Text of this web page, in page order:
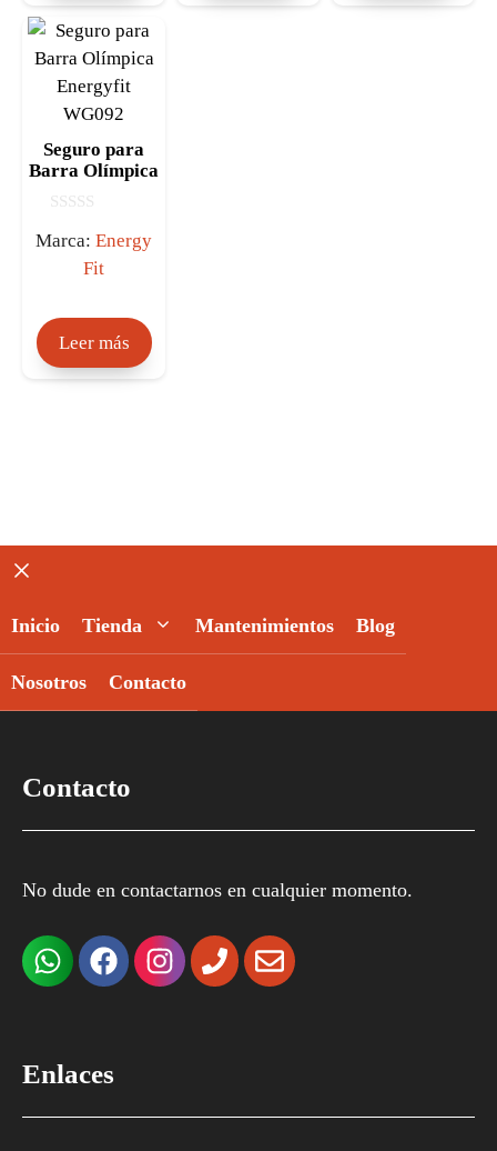
Seguro para
Barra Olímpica
d
Marca:Energy
Fit
Leer más
Inicio Tienda Mantenimientos Blog
Nosotros Contacto
Contacto
No dude en contactarnos en cualquier momento.
Enlaces